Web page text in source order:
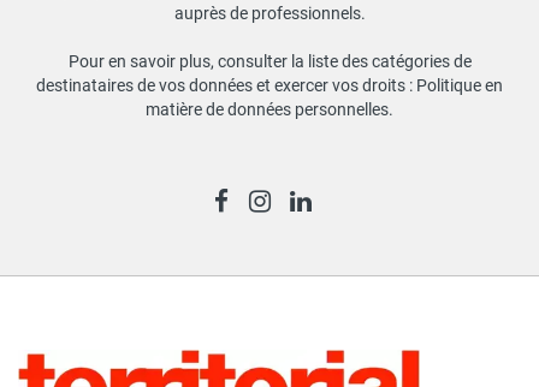
auprès de professionnels.
Pour en savoir plus, consulter la liste des catégories de
destinataires de vos données et exercer vos droits : Politique en
matière de données personnelles.